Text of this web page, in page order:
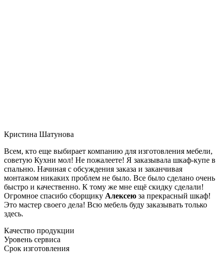
Кристина Шатунова
Всем, кто еще выбирает компанию для изготовления мебели,
советую Кухни мол! Не пожалеете! Я заказывала шкаф-купе в
спальню. Начиная с обсуждения заказа и заканчивая
монтажом никаких проблем не было. Все было сделано очень
быстро и качественно. К тому же мне ещё скидку сделали!
Огромное спасибо сборщику Алексею за прекрасный шкаф!
Это мастер своего дела! Всю мебель буду заказывать только
здесь.
Качество продукции
Уровень сервиса
Срок изготовления